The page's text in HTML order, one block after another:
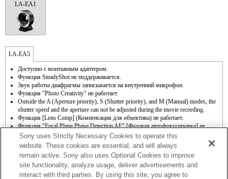
LA-EA1
LA-EA5
Доступно с монтажным адаптером.
Функция SteadyShot не поддерживается.
Звук работы диафрагмы записывается на внутренний микрофон.
Функция "Photo Creativity" не работает.
Outside the A (Aperture priority), S (Shutter priority), and M (Manual) modes, the
shutter speed and the aperture can not be adjusted during the movie recording.
Функция [Lens Comp] (Компенсация для объектива) не работает.
Функция "Focal Plane Phase Detection AF" [Фазовая автофокусировка] не
работает.
Можно использовать функцию автофокусировки (AF-S, однократная
автофокусировка). Скорость автофокусировки с установленным объективом с
байонетом A будет ниже, чем с установленным объективом с байонетом E.
(Автофокусировка занимает от 2 до 7 секунд (согласно стандарту измерения
Sony). Скорость зависит от объектов съемки и яркости освещения на местах
Sony uses Strictly Necessary Cookies to operate this
website. These cookies are essential, and will always
remain active. Sony also uses Optional Cookies to improve
site functionality, analyze usage, deliver advertisements and
interact with third parties. By using this site, you agree to